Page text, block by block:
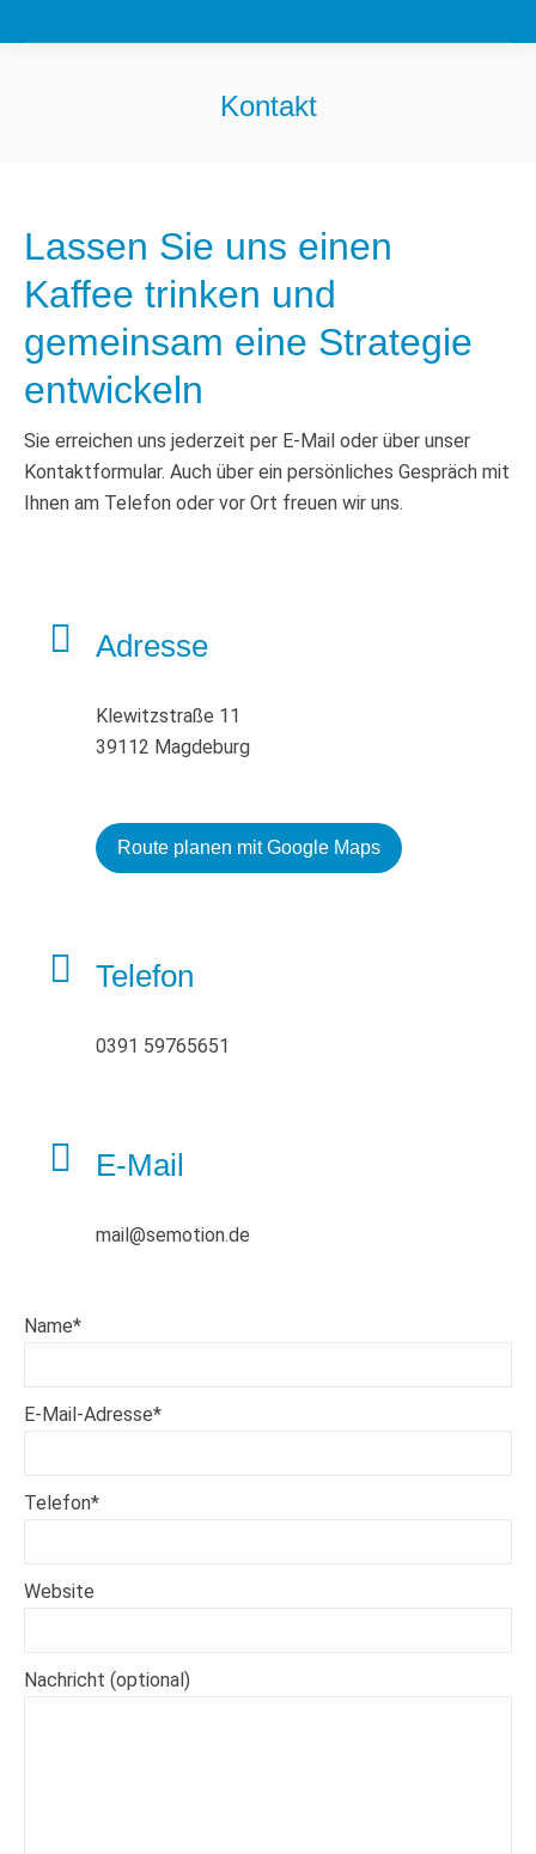
Kontakt
Lassen Sie uns einen
Kaffee trinken und
gemeinsam eine Strategie
entwickeln
Sie erreichen uns jederzeit per E-Mail oder über unser
Kontaktformular. Auch über ein persönliches Gespräch mit
Ihnen am Telefon oder vor Ort freuen wir uns.
Adresse
Klewitzstraße 11
39112 Magdeburg
Route planen mit Google Maps
Telefon
0391 59765651
E-Mail
mail@semotion.de
Name*
E-Mail-Adresse*
Telefon*
Website
Nachricht (optional)